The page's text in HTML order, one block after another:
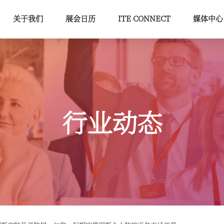
关于我们 展会日历 ITE CONNECT 媒体中心
行业动态